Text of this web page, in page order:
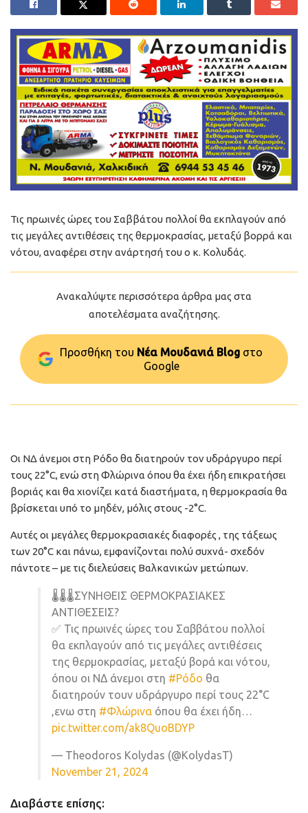
Τις πρωινές ώρες του Σαββάτου πολλοί θα εκπλαγούν από
τις μεγάλες αντιθέσεις της θερμοκρασίας, μεταξύ βορρά και
νότου, αναφέρει στην ανάρτησή του ο κ. Κολυδάς.
Ανακαλύψτε περισσότερα άρθρα μας στα
αποτελέσματα αναζήτησης.
Προσθήκη του Νέα Μουδανιά Blog στo
Google
Οι ΝΔ άνεμοι στη Ρόδο θα διατηρούν τον υδράργυρο περί
τους 22°C, ενώ στη Φλώρινα όπου θα έχει ήδη επικρατήσει
βοριάς και θα χιονίζει κατά διαστήματα, η θερμοκρασία θα
βρίσκεται υπό το μηδέν, μόλις στους -2°C.
Αυτές οι μεγάλες θερμοκρασιακές διαφορές , της τάξεως
των 20°C και πάνω, εμφανίζονται πολύ συχνά- σχεδόν
πάντοτε – με τις διελεύσεις Βαλκανικών μετώπων.
🌡️🌡️🌡️ΣΥΝΗΘΕΙΣ ΘΕΡΜΟΚΡΑΣΙΑΚΕΣ
ΑΝΤΙΘΕΣΕΙΣ?
✅ Τις πρωινές ώρες του Σαββάτου πολλοί
θα εκπλαγούν από τις μεγάλες αντιθέσεις
της θερμοκρασίας, μεταξύ βορά και νότου,
όπου οι ΝΔ άνεμοι στη #Ρόδο θα
διατηρούν τουν υδράργυρο περί τους 22°C
,ενω στη #Φλώρινα όπου θα έχει ήδη…
pic.twitter.com/ak8QuoBDYP
— Theodoros Kolydas (@KolydasT)
November 21, 2024
Διαβάστε επίσης: